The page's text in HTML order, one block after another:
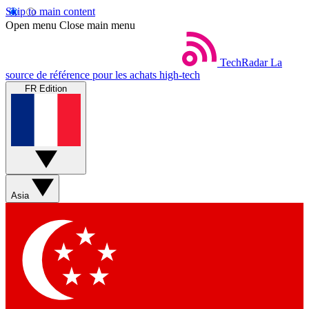
Skip to main content
Open menu Close main menu
TechRadar La
source de référence pour les achats high-tech
FR Edition
Asia